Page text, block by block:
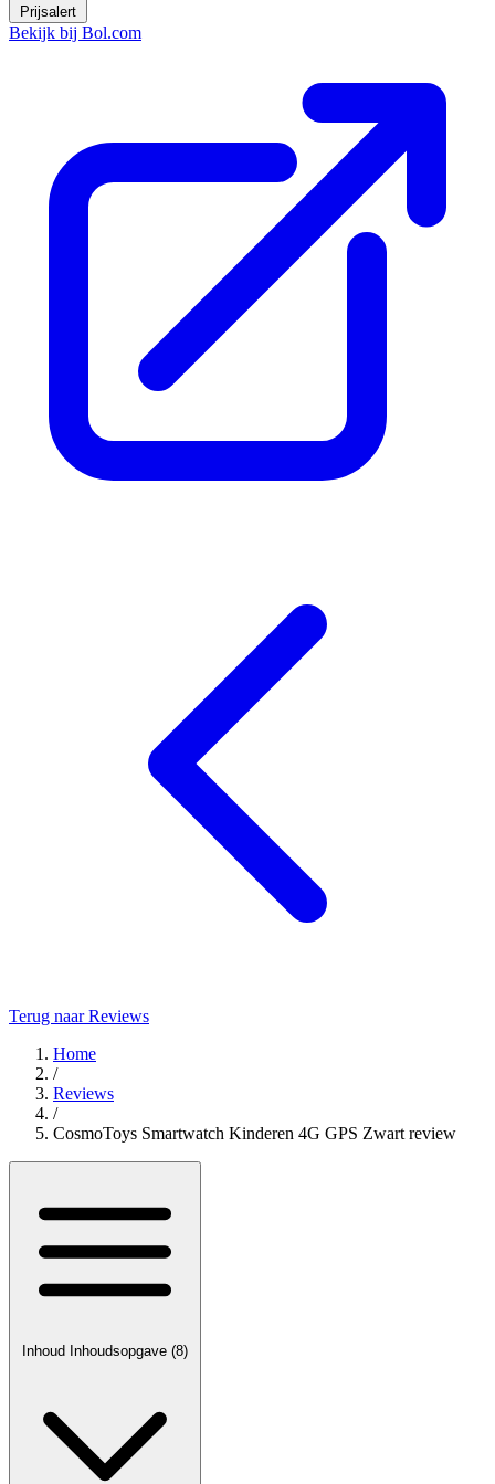
Prijsalert
Bekijk bij Bol.com
Terug naar Reviews
Home
/
Reviews
/
CosmoToys Smartwatch Kinderen 4G GPS Zwart review
Inhoud Inhoudsopgave (8)